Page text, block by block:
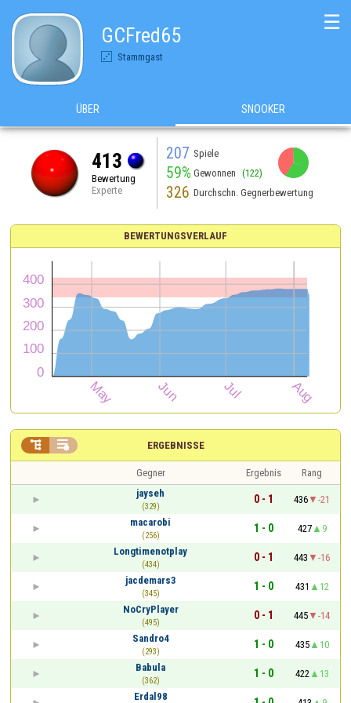
GCFred65
Stammgast
☰
ÜBER SNOOKER
413
Bewertung
Experte
207 Spiele
59% Gewonnen (122)
326 Durchschn. Gegnerbewertung
BEWERTUNGSVERLAUF
ERGEBNISSE
 
Gegner Ergebnis
Rang
jayseh
(329)
0 - 1 436
-21
macarobi
(256)
1 - 0 427
9
Longtimenotplay
(434)
0 - 1 443
-16
jacdemars3
(345)
1 - 0 431
12
NoCryPlayer
(495)
0 - 1 445
-14
Sandro4
(293)
1 - 0 435
10
Babula
(362)
1 - 0 422
13
Erdal98